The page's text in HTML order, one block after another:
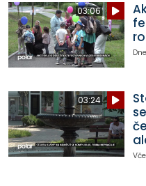
03:06
03:24